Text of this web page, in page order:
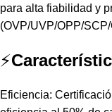
para alta fiabilidad y
(OVP/UVP/OPP/
⚡
Eficiencia: